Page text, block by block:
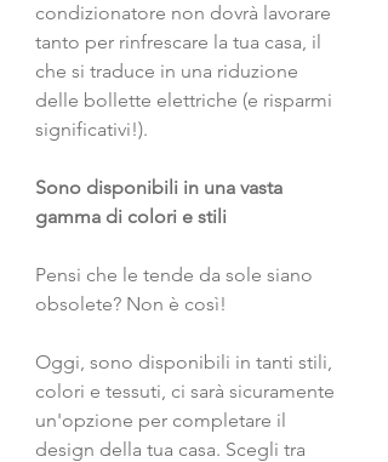
condizionatore non dovrà lavorare
tanto per rinfrescare la tua casa, il
che si traduce in una riduzione
delle bollette elettriche (e risparmi
significativi!).
Sono disponibili in una vasta
gamma di colori e stili
Pensi che le tende da sole siano
obsolete? Non è così!
Oggi, sono disponibili in tanti stili,
colori e tessuti, ci sarà sicuramente
un'opzione per completare il
design della tua casa. Scegli tra